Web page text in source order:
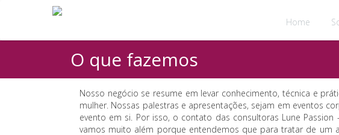
Home
O que fazemos
Nosso negócio se resume em levar conhecimento, técnica e
mulher. Nossas palestras e apresentações, sejam em eventos
evento em si. Por isso, o contato das consultoras Lune
vamos muito além porque entendemos que para tratar de um